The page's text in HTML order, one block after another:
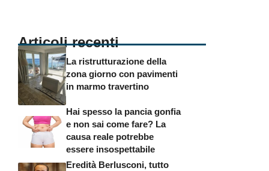
Articoli recenti
La ristrutturazione della
zona giorno con pavimenti
in marmo travertino
Hai spesso la pancia gonfia
e non sai come fare? La
causa reale potrebbe
essere insospettabile
Eredità Berlusconi, tutto